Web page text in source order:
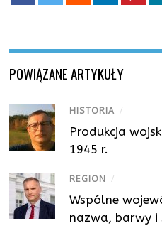
POWIĄZANE ARTYKUŁY
HISTORIA /
Produkcja
1945 r.
REGION /
Wspólne
nazwa, barwy i